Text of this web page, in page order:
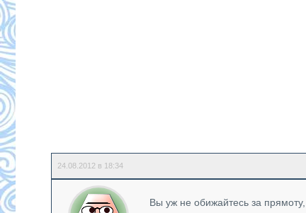
24.08.2012 в 18:34
Вы уж не обижайтесь за